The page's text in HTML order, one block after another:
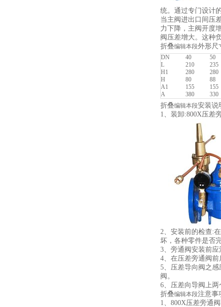
统。通过专门设计
当主阀进出口间压
力下降，主阀开度
阀压差增大。这种
折叠编辑本段外形尺
DN 40
50
L
210
235
H1
280
280
H
80
88
A1
155
155
A
380 330
折叠编辑本段安装说
1、装卸:800X压差
2、安装前的检查:
坏，各种零件是否
3、旁通阀安装前
4、在压差旁通阀
5、压差导向阀之
阀。
6、压差向导阀上
折叠编辑本段注意事
1、800X压差旁通